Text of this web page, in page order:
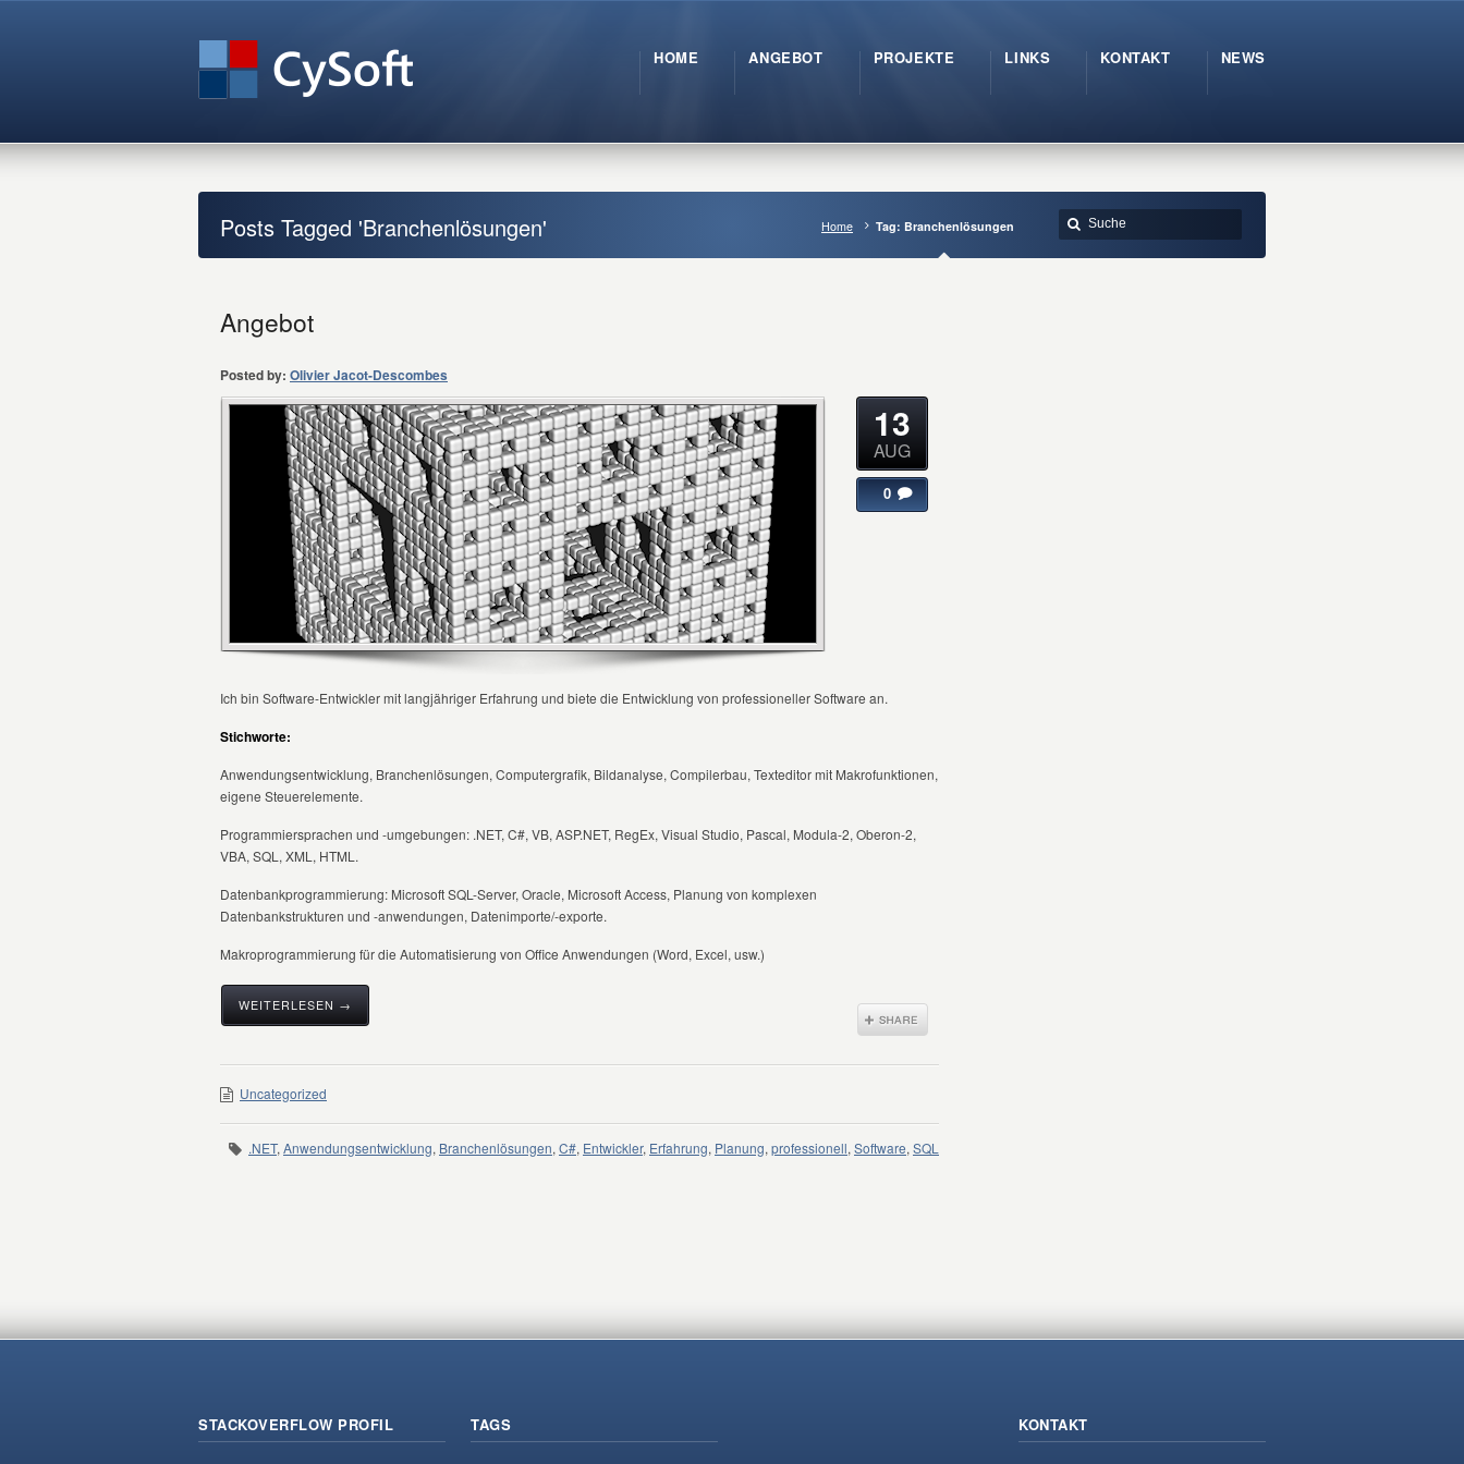
HOME ANGEBOT PROJEKTE LINKS KONTAKT NEWS
Posts Tagged 'Branchenlösungen' Home Tag: Branchenlösungen
Angebot
Posted by: Olivier Jacot-Descombes
Ich bin Software-Entwickler mit langjähriger Erfahrung und biete die Entwicklung von professioneller Software an.
Stichworte:
Anwendungsentwicklung, Branchenlösungen, Computergrafik, Bildanalyse, Compilerbau, Texteditor mit Makrofunktionen,
eigene Steuerelemente.
Programmiersprachen und -umgebungen: .NET, C#, VB, ASP.NET, RegEx, Visual Studio, Pascal, Modula-2, Oberon-2,
VBA, SQL, XML, HTML.
Datenbankprogrammierung: Microsoft SQL-Server, Oracle, Microsoft Access, Planung von komplexen
Datenbankstrukturen und -anwendungen, Datenimporte/-exporte.
Makroprogrammierung für die Automatisierung von Office Anwendungen (Word, Excel, usw.)
WEITERLESEN →
13
AUG
0
Uncategorized
.NET, Anwendungsentwicklung, Branchenlösungen, C#, Entwickler, Erfahrung, Planung, professionell, Software, SQL
STACKOVERFLOW PROFIL TAGS KONTAKT